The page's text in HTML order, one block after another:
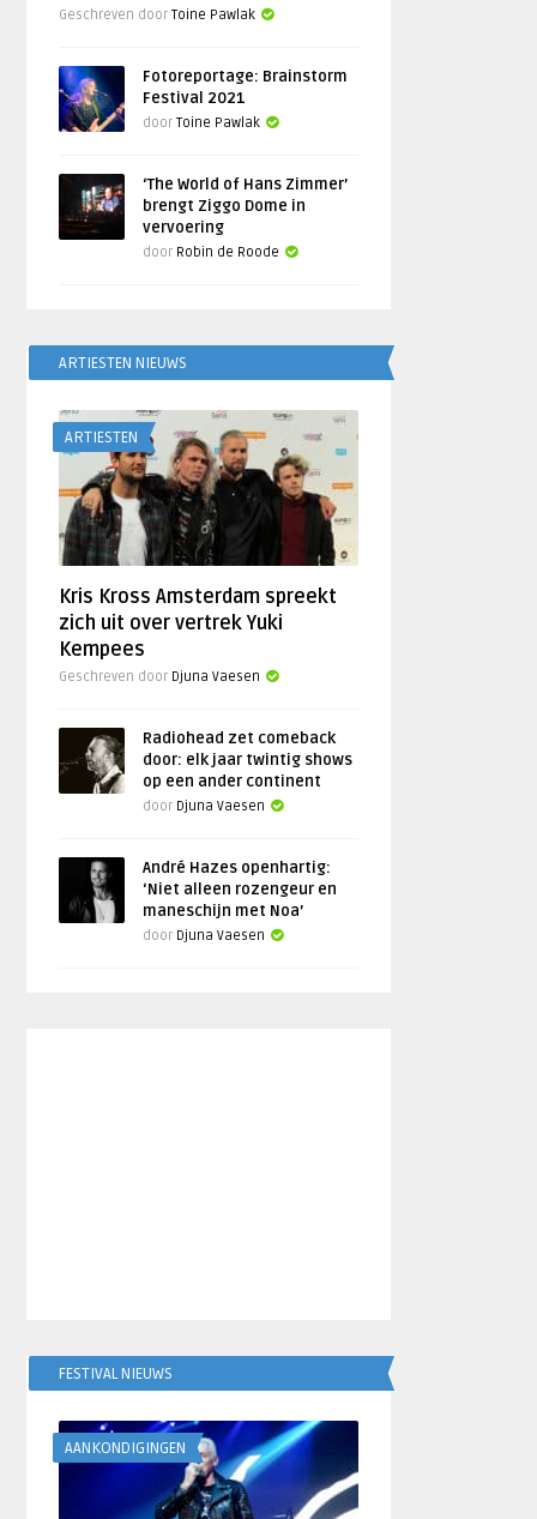
Geschreven doorToine Pawlak
Fotoreportage: Brainstorm
Festival 2021
doorToine Pawlak
‘The World of Hans Zimmer’
brengt Ziggo Dome in
vervoering
door Robin de Roode
ARTIESTEN NIEUWS
ARTIESTEN
Kris Kross Amsterdam spreekt
zich uit over vertrek Yuki
Kempees
Geschreven door Djuna Vaesen
Radiohead zet comeback
door: elk jaar twintig shows
op een ander continent
door Djuna Vaesen
André Hazes openhartig:
‘Niet alleen rozengeur en
maneschijn met Noa’
door Djuna Vaesen
FESTIVAL NIEUWS
AANKONDIGINGEN